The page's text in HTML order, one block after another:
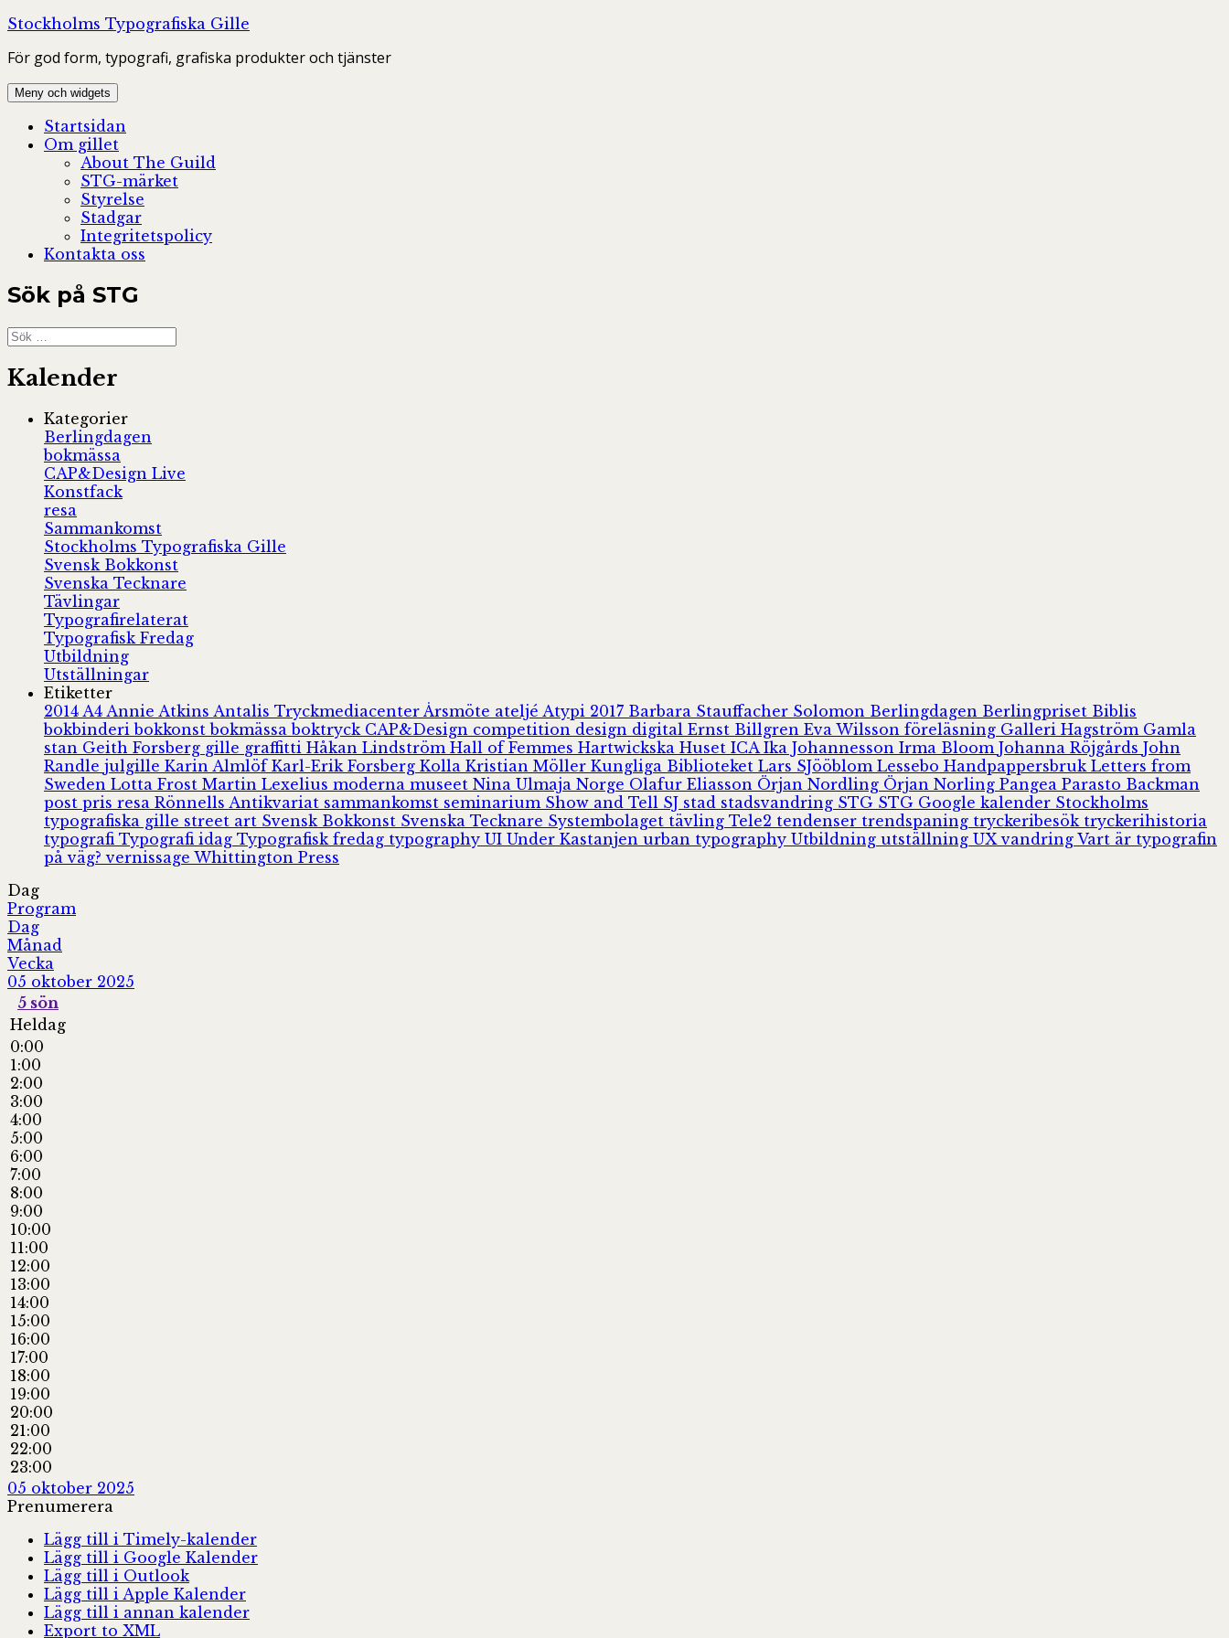
Hoppa
innehåll
Stockholms Typografiska Gille
För god form, typografi, grafiska produkter och tjänster
Meny och widgets
Startsidan
Om gillet
About The Guild
STG-märket
Styrelse
Stadgar
Integritetspolicy
Kontakta oss
Sök på STG
Sök
efter:
Kalender
Kategorier
Berlingdagen
bokmässa
CAP&Design Live
Konstfack
resa
Sammankomst
Stockholms Typografiska Gille
Svensk Bokkonst
Svenska Tecknare
Tävlingar
Typografirelaterat
Typografisk Fredag
Utbildning
Utställningar
Etiketter
2014 A4 Annie Atkins Antalis Tryckmediacenter Årsmöte ateljé Atypi 2017 Barbara Stauffacher Solomon Berlingdagen Berlingpriset Biblis
bokbinderibokkonstbokmässaboktryck CAP&Design competition design digital Ernst Billgren Eva Wilsson föreläsning Galleri Hagström Gamla
stan Geith Forsberg gille graffitti Håkan Lindström Hall of Femmes Hartwickska Huset ICA Ika Johannesson Irma Bloom Johanna Röjgårds John
Randle julgille Karin Almlöf Karl-Erik Forsberg Kolla Kristian Möller Kungliga Biblioteket Lars SJööblom Lessebo Handpappersbruk Letters from
Sweden Lotta Frost Martin Lexelius moderna museet Nina Ulmaja Norge Olafur Eliasson Örjan Nordling Örjan Norling Pangea Parasto Backman
post pris resa Rönnells Antikvariat sammankomst seminarium Show and Tell SJ stad stadsvandring STG STG Google kalender Stockholms
typografiska gille street art Svensk Bokkonst Svenska Tecknare Systembolaget tävling Tele2 tendenser trendspaning tryckeribesök tryckerihistoria
typografi Typografi idag Typografisk fredag typography UI Under Kastanjen urban typography Utbildning utställning UXvandring Vart är typografin
på väg?vernissage Whittington Press
Dag
Program
Dag
Månad
Vecka
05 oktober 2025
5 sön
Heldag
0:00
1:00
2:00
3:00
4:00
5:00
6:00
7:00
8:00
9:00
10:00
11:00
12:00
13:00
14:00
15:00
16:00
17:00
18:00
19:00
20:00
21:00
22:00
23:00
05 oktober 2025
Prenumerera
Lägg till i Timely-kalender
Lägg till i Google Kalender
Lägg till i Outlook
Lägg till i Apple Kalender
Lägg till i annan kalender
Export to XML